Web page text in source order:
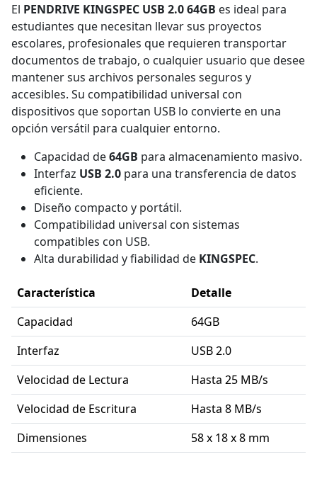
El PENDRIVE KINGSPEC USB 2.0 64GB es ideal para
estudiantes que necesitan llevar sus proyectos
escolares, profesionales que requieren transportar
documentos de trabajo, o cualquier usuario que desee
mantener sus archivos personales seguros y
accesibles. Su compatibilidad universal con
dispositivos que soportan USB lo convierte en una
opción versátil para cualquier entorno.
Capacidad de64GB para almacenamiento masivo.
Interfaz USB 2.0 para una transferencia de datos
eficiente.
Diseño compacto y portátil.
Compatibilidad universal con sistemas
compatibles con USB.
Alta durabilidad y fiabilidad de KINGSPEC.
Característica
Detalle
Capacidad
64GB
Interfaz
USB 2.0
Velocidad de Lectura
Hasta 25 MB/s
Velocidad de Escritura
Hasta 8 MB/s
Dimensiones
58 x 18 x 8 mm